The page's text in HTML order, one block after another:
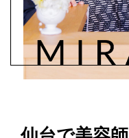
採用エントリー
お問い合わせ